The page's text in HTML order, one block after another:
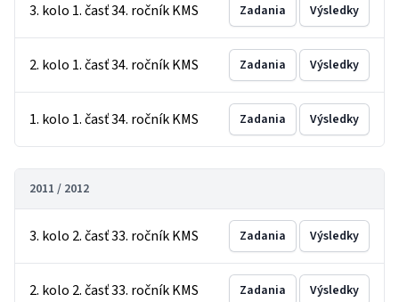
3. kolo 1. časť 34. ročník KMS Zadania Výsledky
2. kolo 1. časť 34. ročník KMS Zadania Výsledky
1. kolo 1. časť 34. ročník KMS Zadania Výsledky
2011 / 2012
3. kolo 2. časť 33. ročník KMS Zadania Výsledky
2. kolo 2. časť 33. ročník KMS Zadania Výsledky